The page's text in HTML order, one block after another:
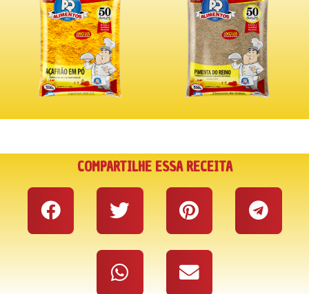
COMPARTILHE ESSA RECEITA